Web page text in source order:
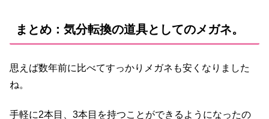
まとめ：気分転換の道具としてのメガネ。
思えば数年前に比べてすっかりメガネも安くなりました
ね。
手軽に2本目、3本目を持つことができるようになったの